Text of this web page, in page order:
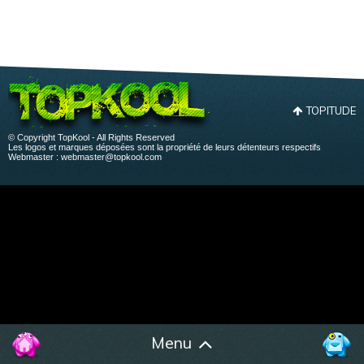
Menu
TOPITUDE
© Copyright TopKool - All Rights Reserved
Les logos et marques déposées sont la propriété de leurs détenteurs respectifs
Webmaster : webmaster@topkool.com